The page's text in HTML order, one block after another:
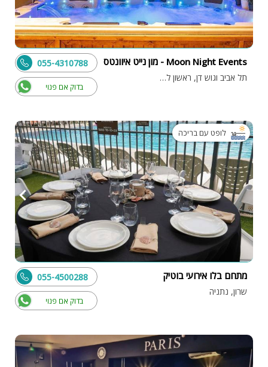
Moon Night Events - מון נייט איוונטס
תל אביב וגוש דן, ראשון לציון
בדוק אם פנוי
055-4310788
לופט עם בריכה
מתחם בלו אירועי בוטיק
שרון, נתניה
בדוק אם פנוי
055-4500288